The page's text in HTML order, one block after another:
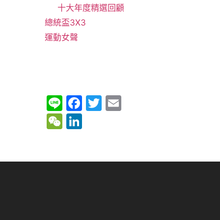
十大年度精選回顧
總統盃3X3
運動女聲
Li
n
e
F
b
T
W
h e